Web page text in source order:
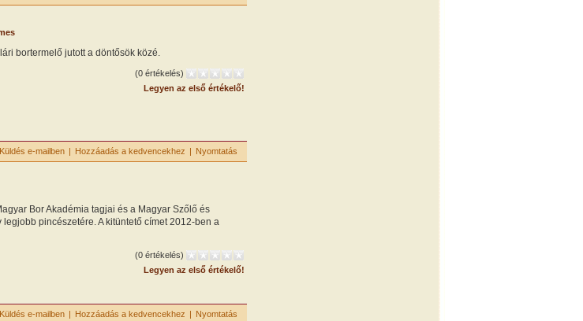
bortermelő jutott a döntősök közé.
(0 értékelés)
Legyen az első értékelő!
Küldés e-mailben | Hozzáadás a kedvencekhez | Nyomtatás
Bor Akadémia tagjai és a Magyar Szőlő és
pincészetére. A kitüntető címet 2012-ben a
(0 értékelés)
Legyen az első értékelő!
Küldés e-mailben | Hozzáadás a kedvencekhez | Nyomtatás